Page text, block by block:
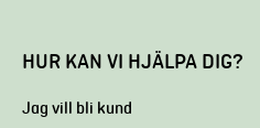
HUR KAN VI HJÄLPA DIG?
Jag vill bli kund